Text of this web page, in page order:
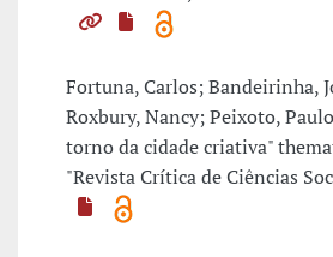
Fortuna, Carlos; Bandeirinha,
Roxbury, Nancy; Peixoto,
torno da cidade criativa"
"Revista Crítica de Ciências